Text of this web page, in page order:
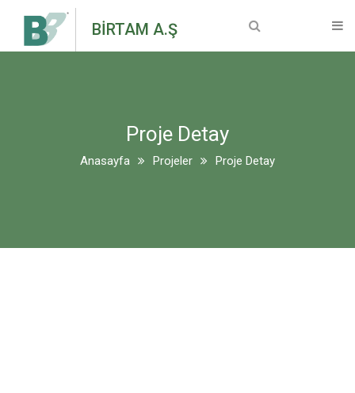
Anasayfa
Genel Müdür Mesajı
BİRTAM A.Ş
Proje Detay
Anasayfa Projeler Proje Detay